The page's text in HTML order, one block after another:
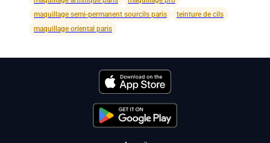
maquillage semi-permanent sourcils paris
teinture de cils
maquillage oriental paris